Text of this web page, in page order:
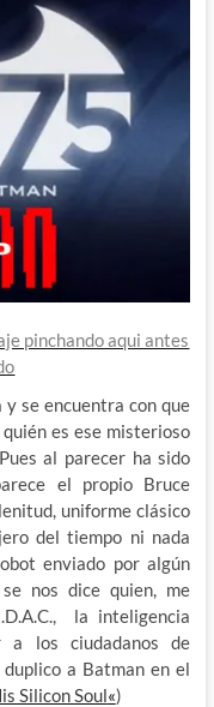
pinchando aqui antes
se encuentra con que
es ese misterioso
al parecer ha sido
el propio Bruce
uniforme clásico
del tiempo ni nada
enviado por algún
nos dice quien, me
la inteligencia
a los ciudadanos de
a Batman en el
Silicon Soul«)